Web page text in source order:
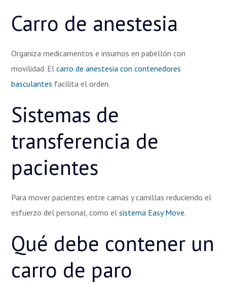
Carro de anestesia
Organiza medicamentos e insumos en pabellón con
movilidad. Elcarro de anestesia con contenedores
basculantes facilita el orden.
Sistemas de
transferencia de
pacientes
Para mover pacientes entre camas y camillas reduciendo el
esfuerzo del personal, como elsistema Easy Move.
Qué debe contener un
carro de paro